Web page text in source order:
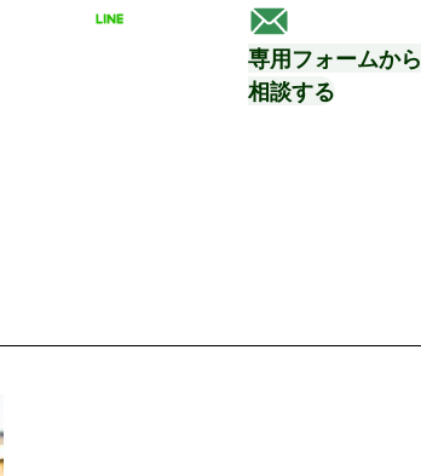
専用フォームから
相談する